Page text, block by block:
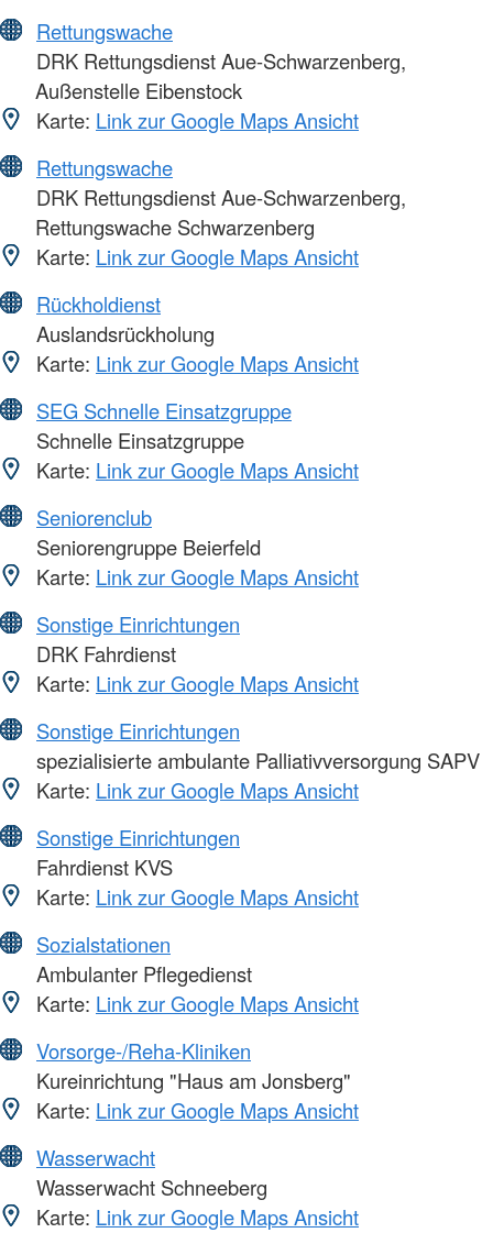
Rettungswache
DRK Rettungsdienst Aue-Schwarzenberg,
Außenstelle Eibenstock
Karte: Link zur Google Maps Ansicht
Rettungswache
DRK Rettungsdienst Aue-Schwarzenberg,
Rettungswache Schwarzenberg
Karte: Link zur Google Maps Ansicht
Rückholdienst
Auslandsrückholung
Karte: Link zur Google Maps Ansicht
SEG Schnelle Einsatzgruppe
Schnelle Einsatzgruppe
Karte: Link zur Google Maps Ansicht
Seniorenclub
Seniorengruppe Beierfeld
Karte: Link zur Google Maps Ansicht
Sonstige Einrichtungen
DRK Fahrdienst
Karte: Link zur Google Maps Ansicht
Sonstige Einrichtungen
spezialisierte ambulante Palliativversorgung SAPV
Karte: Link zur Google Maps Ansicht
Sonstige Einrichtungen
Fahrdienst KVS
Karte: Link zur Google Maps Ansicht
Sozialstationen
Ambulanter Pflegedienst
Karte: Link zur Google Maps Ansicht
Vorsorge-/Reha-Kliniken
Kureinrichtung "Haus am Jonsberg"
Karte: Link zur Google Maps Ansicht
Wasserwacht
Wasserwacht Schneeberg
Karte: Link zur Google Maps Ansicht